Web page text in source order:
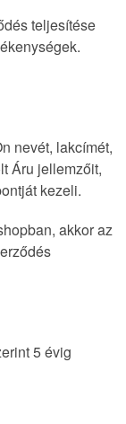
teljesítése
nevét, lakcímét,
Áru jellemzőit,
kezeli.
akkor az
5 évig